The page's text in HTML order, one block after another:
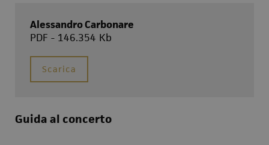
Alessandro Carbonare
PDF - 146.354 Kb
Scarica
Guida al concerto